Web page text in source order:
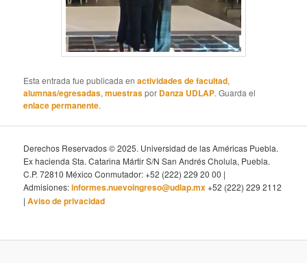
Esta entrada fue publicada enactividades de facultad,
alumnas/egresadas,muestraspor Danza UDLAP. Guarda el
enlace permanente.
Derechos Reservados © 2025. Universidad de las Américas Puebla.
Ex hacienda Sta. Catarina Mártir S/N San Andrés Cholula, Puebla.
C.P. 72810 México Conmutador: +52 (222) 229 20 00 |
Admisiones:informes.nuevoingreso@udlap.mx+52 (222) 229 2112
|Aviso de privacidad